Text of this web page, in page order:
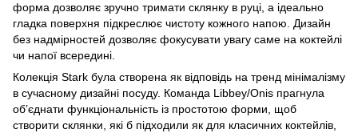
форма дозволяє зручно тримати склянку в руці, а ідеально
гладка поверхня підкреслює чистоту кожного напою. Дизайн
без надмірностей дозволяє фокусувати увагу саме на коктейлі
чи напої всередині.
Колекція Stark була створена як відповідь на тренд мінімалізму
в сучасному дизайні посуду. Команда Libbey/Onis прагнула
об’єднати функціональність із простотою форми, щоб
створити склянки, які б підходили як для класичних коктейлів,